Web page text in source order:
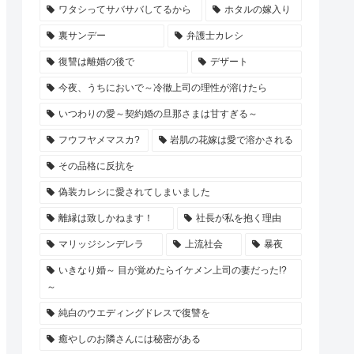
ワタシってサバサバしてるから ホタルの嫁入り
裏サンデー 弁護士カレシ
復讐は離婚の後で デザート
今夜、うちにおいで～冷徹上司の理性が溶けたら
いつわりの愛～契約婚の旦那さまは甘すぎる～
フウフヤメマスカ? 岩肌の花嫁は愛で溶かされる
その品格に反抗を
偽装カレシに愛されてしまいました
離縁は致しかねます！ 社長が私を抱く理由
マリッジシンデレラ 上流社会 暴夜
いきなり婚～ 目が覚めたらイケメン上司の妻だった!?
～
純白のウエディングドレスで復讐を
癒やしのお隣さんには秘密がある